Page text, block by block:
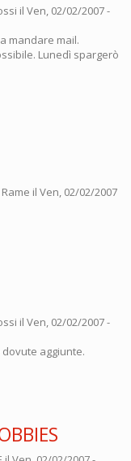
il Ven, 02/02/2007 -
mandare mail.
Lunedì spargerò
il Ven, 02/02/2007
il Ven, 02/02/2007 -
aggiunte.